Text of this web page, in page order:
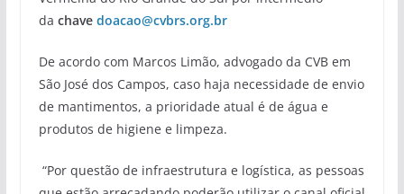
da chave doacao@cvbrs.org.br
De acordo com Marcos Limão, advogado da CVB em
São José dos Campos, caso haja necessidade de envio
de mantimentos, a prioridade atual é de água e
produtos de higiene e limpeza.
“Por questão de infraestrutura e logística, as pessoas